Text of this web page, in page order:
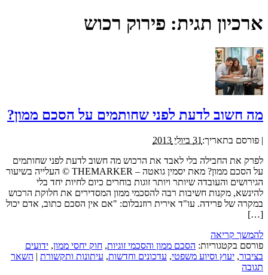
ארכיון תגית: פירוק רכוש
מה חשוב לדעת לפני שחותמים על הסכם ממון?
| פורסם בתאריך: 31 ביולי 2013
לפרק את החבילה בלי לאבד את הרכוש מה חשוב לדעת לפני שחותמים
על הסכם ממון? מאת יסמין גואטה – THEMARKER © העלייה בשיעור
הגירושים והעובדה שיותר ויותר זוגות בוחרים כיום לחיות יחד בלי
להינשא, מקנות חשיבות רבה להסכמי ממון המסדירים את חלוקת הרכוש
במקרה של פרידה. עו"ד אירית רוזנבלום: "אם אין הסכם כתוב, אדם יכול
[…]
להמשך קריאה
פורסם בקטגוריות: הסכם ממון והסכמי זוגיות, חוק יחסי ממון, ידועים
בציבור, יעוץ וסיוע משפטי, עדכונים וחדשות, עיתונות ותקשורת | השאר
תגובה